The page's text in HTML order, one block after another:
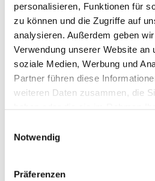
personalisieren, Funktionen für
zu können und die Zugriffe auf
analysieren. Außerdem geben
Verwendung unserer Website an
soziale Medien, Werbung und
Partner führen diese
weiteren Daten zusammen, die
Notwendig
Präferenzen
Adipositas / Bulimie)
Erziehungsprobleme
Schlafstörungen
Emotionale Störungen
soziale
Chronische Bauch- oder
Verdacht auf sexuellen
Angststörungen